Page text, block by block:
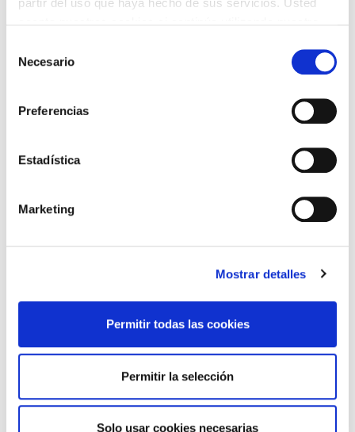
Necesario
Preferencias
Estadística
Marketing
Mostrar detalles
Permitir todas las cookies
Permitir la selección
Solo usar cookies necesarias
Guía de embalaje
En GLS hacemos todo lo posible para que tu envío
llegue al destinatario a tiempo y en perfectas
condiciones. En esta guía de embalaje, encontrarás
hora de embalar un paquete y enviarlo con nosotros.
La seguridad de tus envíos es una de nuestras
prioridades.